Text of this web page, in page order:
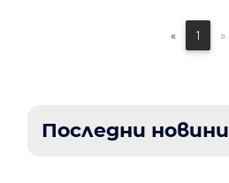
« 1 »
Последни новини